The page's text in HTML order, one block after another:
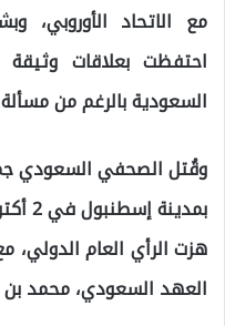
مع الاتحاد الأوروبي،
احتفظت بعلاقات
السعودية بالرغم من
وقُتل الصحفي السعودي
هزت الرأي العام الدولي،
العهد السعودي، محمد بن